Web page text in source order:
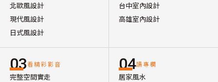
北歐風設計
現代風設計
日式風設計
台中室內設計
高雄室內設計
03看精彩影音
完整空間實走
04讀專欄
居家風水